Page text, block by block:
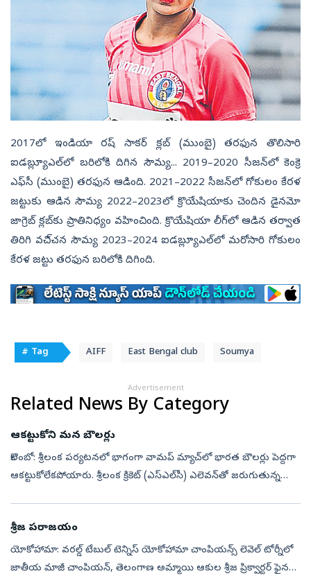
2017లో ఇండియా రష్‌ సాకర్‌ క్లబ్‌ (ముంబై) తరఫున తొలిసారి
ఐడబ్ల్యూఎల్‌లో బరిలోకి దిగిన సౌమ్య... 2019–2020 సీజన్‌లో కెంక్రె
ఎఫ్‌సీ (ముంబై) తరఫున ఆడింది. 2021–2022 సీజన్‌లో గోకులం కేరళ
జట్టుకు ఆడిన సౌమ్య 2022–2023లో క్రొయేషియాకు చెందిన డైనమో
జాగ్రెబ్‌ క్లబ్‌కు ప్రాతినిధ్యం వహించింది. క్రొయేషియా లీగ్‌లో ఆడిన తర్వాత
తిరిగి వచి్చన సౌమ్య 2023–2024 ఐడబ్ల్యూఎల్‌లో మరోసారి గోకులం
కేరళ జట్టు తరఫున బరిలోకి దిగింది.
# Tag AIFF East Bengal club Soumya
Advertisement
Related News By Category
ఆకట్టుకోని మన బౌలర్లు
కొలంబో: శ్రీలంక పర్యటనలో భాగంగా వామప్‌ మ్యాచ్‌లో భారత బౌలర్లు పెద్దగా
ఆకట్టుకోలేకపోయారు. శ్రీలంక క్రికెట్‌ (ఎస్‌ఎల్‌సీ) ఎలెవన్‌తో జరుగుతున్న
శ్రీజ పరాజయం
యోకోహామా: వరల్డ్‌ టేబుల్‌ టెన్నిస్‌ యోకోహామా చాంపియన్స్‌ లెవెల్‌ టోర్నీలో
జాతీయ మాజీ చాంపియన్, తెలంగాణ అమ్మాయి ఆకుల శ్రీజ ప్రిక్వార్టర్‌ ఫైనల్లో